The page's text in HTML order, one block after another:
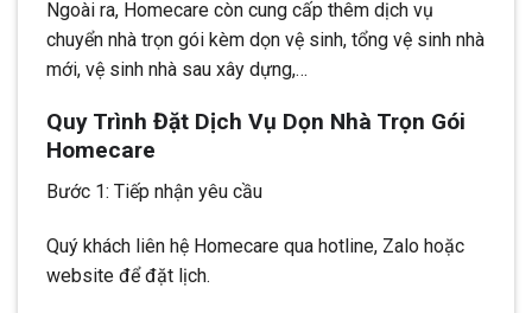
Ngoài ra, Homecare còn cung cấp thêm dịch vụ
chuyển nhà trọn gói kèm dọn vệ sinh, tổng vệ sinh nhà
mới, vệ sinh nhà sau xây dựng,…
Quy Trình Đặt Dịch Vụ Dọn Nhà Trọn Gói
Homecare
Bước 1: Tiếp nhận yêu cầu
Quý khách liên hệ Homecare qua hotline, Zalo hoặc
website để đặt lịch.